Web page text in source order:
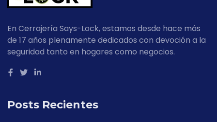
En Cerrajería Says-Lock, estamos desde hace más
de 17 años plenamente dedicados con devoción a la
seguridad tanto en hogares como negocios.
Posts Recientes